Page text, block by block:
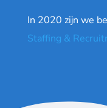
In 2020 zijn we
Staffing &